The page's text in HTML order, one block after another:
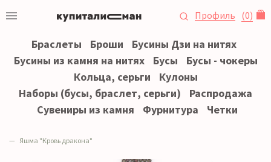
Профиль (0)
Браслеты Броши
Бусины Дзи на нитях
Бусины из камня на нитях
Бусы
Бусы - чокеры
Кольца, серьги
Кулоны
Наборы (бусы, браслет, серьги)
Распродажа
Сувениры из камня
Фурнитура Четки
Яшма "Кровь дракона"